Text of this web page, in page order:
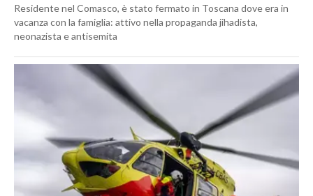
Residente nel Comasco, è stato fermato in Toscana dove era in
vacanza con la famiglia: attivo nella propaganda jihadista,
neonazista e antisemita